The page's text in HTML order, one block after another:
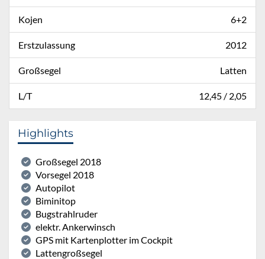
Kojen 6+2
Erstzulassung 2012
Großsegel Latten
L/T 12,45 / 2,05
Highlights
Großsegel 2018
Vorsegel 2018
Autopilot
Biminitop
Bugstrahlruder
elektr. Ankerwinsch
GPS mit Kartenplotter im Cockpit
Lattengroßsegel